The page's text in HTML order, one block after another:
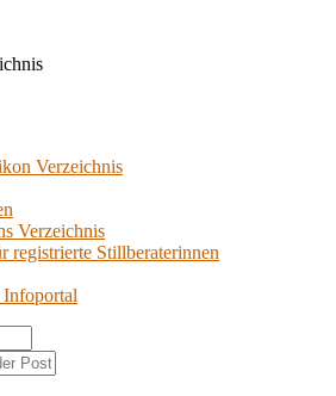
Verzeichnis
Verzeichnis
regis­trier­te Stillberaterinnen